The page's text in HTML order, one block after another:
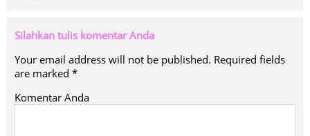
Silahkan tulis komentar Anda
Your email address will not be published. Required fields
are marked *
Komentar Anda